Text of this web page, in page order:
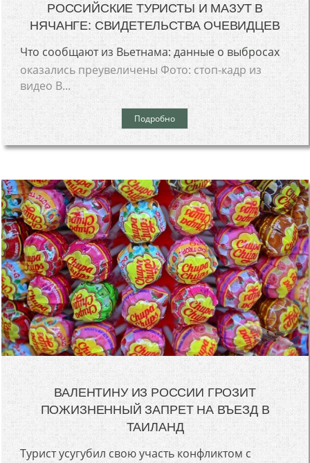
РОССИЙСКИЕ ТУРИСТЫ И МАЗУТ В
НЯЧАНГЕ: СВИДЕТЕЛЬСТВА ОЧЕВИДЦЕВ
Что сообщают из Вьетнама: данные о выбросах
оказались преувеличены Фото: стоп-кадр из
видео В...
Подробно
ВАЛЕНТИНУ ИЗ РОССИИ ГРОЗИТ
ПОЖИЗНЕННЫЙ ЗАПРЕТ НА ВЪЕЗД В
ТАИЛАНД
Турист усугубил свою участь конфликтом с